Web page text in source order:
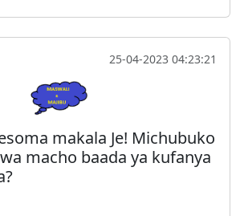
25-04-2023 04:23:21
makala Je! Michubuko
macho baada ya kufanya